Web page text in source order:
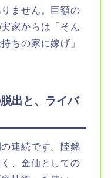
ません。巨額の
家からは「そん
ちの家に嫁げ」
出と、ライバ
連続です。陸銘
、金仙としての